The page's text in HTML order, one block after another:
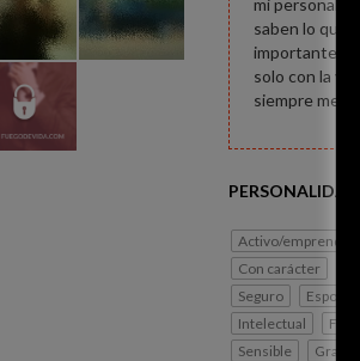
mi
saben lo que
importante,
solo con la
siempre me
PERSONALIDAD
Activo/
Con carácter
Seguro
Intelectual
Fiel
Sensible